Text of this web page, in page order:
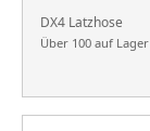
DX4 Latzhose
Über 100 auf Lager